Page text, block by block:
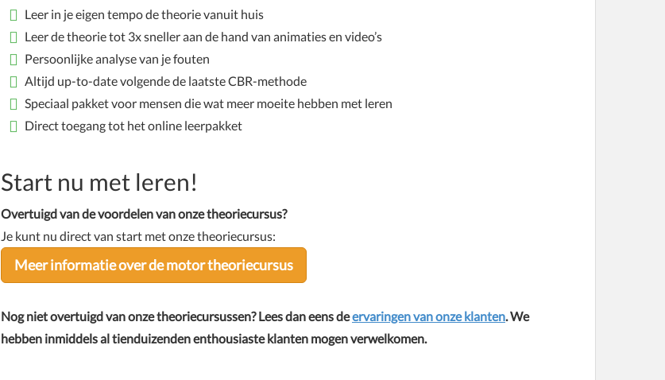
Leer in je eigen tempo de theorie vanuit huis
Leer de theorie tot 3x sneller aan de hand van animaties en video’s
Persoonlijke analyse van je fouten
Altijd up-to-date volgende de laatste CBR-methode
Speciaal pakket voor mensen die wat meer moeite hebben met leren
Direct toegang tot het online leerpakket
Start nu met leren!
Overtuigd van de voordelen van onze theoriecursus?
Je kunt nu direct van start met onze theoriecursus:
Meer informatie over de motor theoriecursus
Nog niet overtuigd van onze theoriecursussen? Lees dan eens deervaringen van onze klanten. We
hebben inmiddels al tienduizenden enthousiaste klanten mogen verwelkomen.